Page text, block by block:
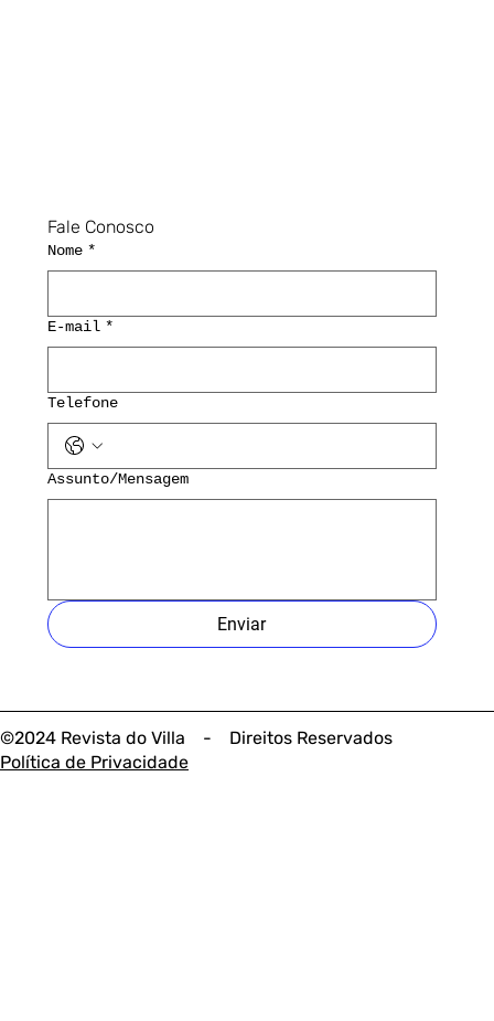
©2024 Revista do Villa - Direitos Reservados
Política de Privacidade
Fale Conosco
Nome *
E-mail *
Telefone
Assunto/Mensagem
Enviar